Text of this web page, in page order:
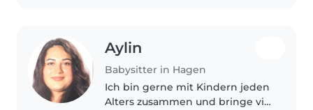
Aylin
Babysitter in Hagen
Ich bin gerne mit Kindern jeden
Alters zusammen und bringe viel